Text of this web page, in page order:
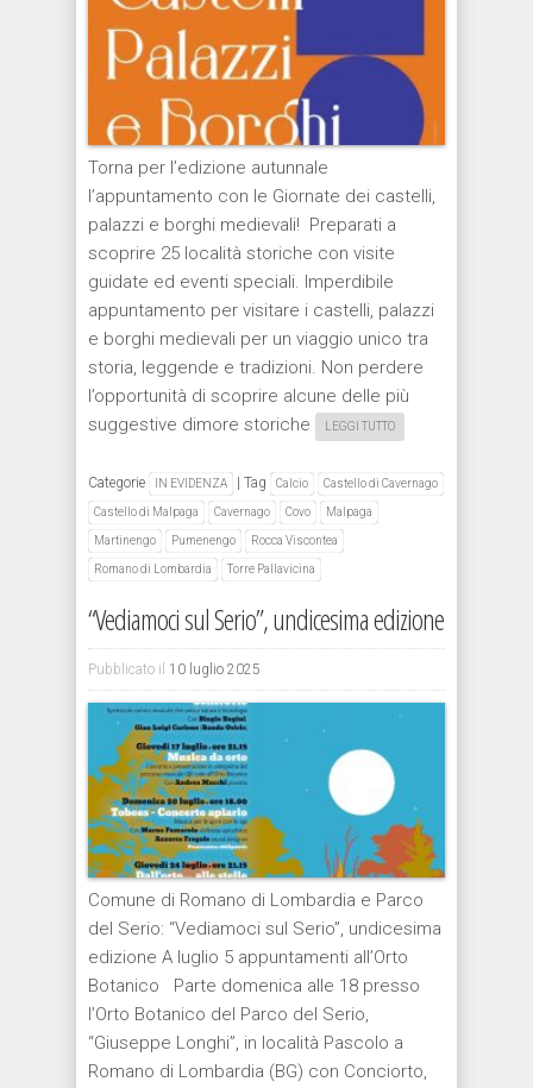
Torna per l’edizione autunnale
l’appuntamento con le Giornate dei castelli,
palazzi e borghi medievali! Preparati a
scoprire 25 località storiche con visite
guidate ed eventi speciali. Imperdibile
appuntamento per visitare i castelli, palazzi
e borghi medievali per un viaggio unico tra
storia, leggende e tradizioni. Non perdere
l’opportunità di scoprire alcune delle più
suggestive dimore storiche
LEGGI TUTTO
Categorie IN EVIDENZA | Tag Calcio Castello di Cavernago
Castello di Malpaga Cavernago Covo Malpaga
Martinengo Pumenengo Rocca Viscontea
Romano di Lombardia Torre Pallavicina
“Vediamoci sul Serio”, undicesima edizione
Pubblicato il 10 luglio 2025
Comune di Romano di Lombardia e Parco
del Serio: “Vediamoci sul Serio”, undicesima
edizione A luglio 5 appuntamenti all’Orto
Botanico Parte domenica alle 18 presso
l’Orto Botanico del Parco del Serio,
“Giuseppe Longhi”, in località Pascolo a
Romano di Lombardia (BG) con Conciorto,